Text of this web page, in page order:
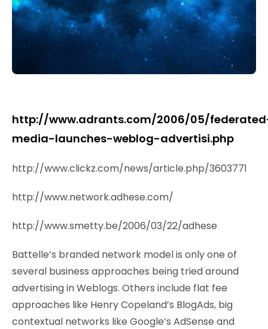
http://www.adrants.com/2006/05/
media-launches-weblog-advertisi.php
http://www.clickz.com/news/article.php/3603771
http://www.network.adhese.com/
http://www.smetty.be/2006/03/22/adhese
Battelle’s branded network model is only one of
several business approaches being tried around
advertising in Weblogs. Others include flat fee
approaches like Henry Copeland’s BlogAds, big
contextual networks like Google’s AdSense and